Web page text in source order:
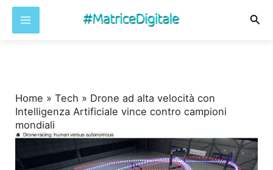
Home »Tech » Drone ad alta velocità con
Intelligenza Artificiale vince contro campioni
mondiali